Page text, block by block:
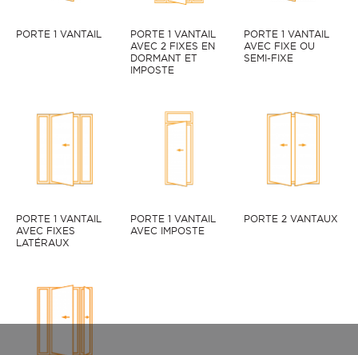
PORTE 1 VANTAIL
PORTE 1 VANTAIL
AVEC 2 FIXES EN
DORMANT ET
IMPOSTE
PORTE 1 VANTAIL
AVEC FIXE OU
SEMI-FIXE
PORTE 1 VANTAIL
AVEC FIXES
LATÉRAUX
PORTE 1 VANTAIL
AVEC IMPOSTE
PORTE 2 VANTAUX